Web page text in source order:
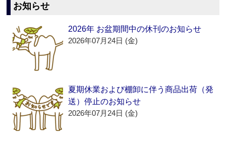
お知らせ
2026年 お盆期間中の休刊のお知らせ
2026年07月24日 (金)
夏期休業および棚卸に伴う商品出荷（発
送）停止のお知らせ
2026年07月24日 (金)